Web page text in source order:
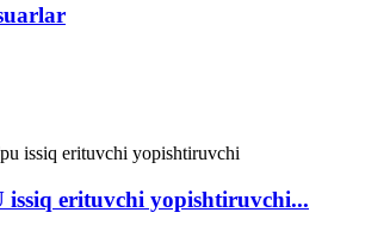
erituvchi yopishtiruvchi...